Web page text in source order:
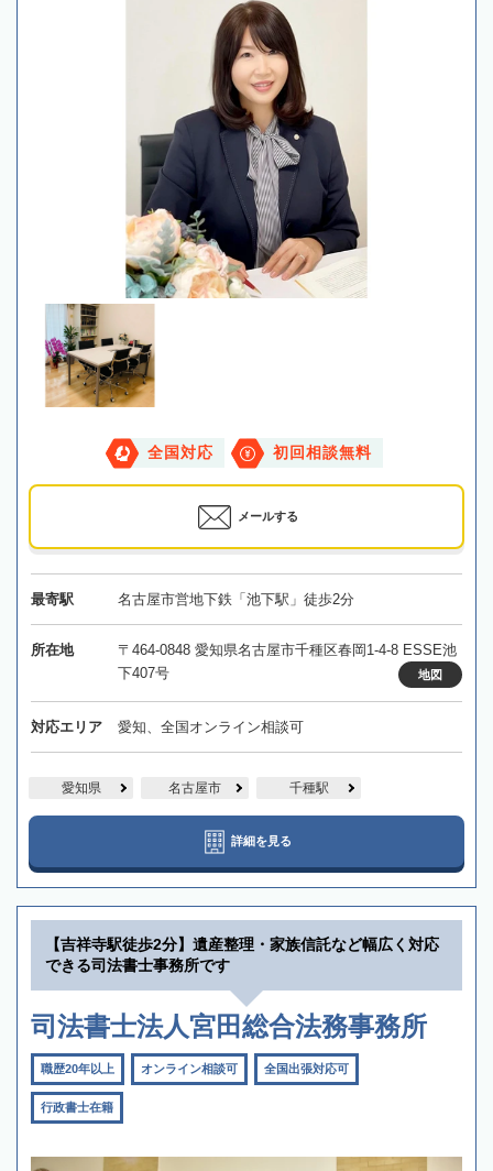
全国対応 初回相談無料
メールする
最寄駅 名古屋市営地下鉄「池下駅」徒歩2分
所在地
〒464-0848 愛知県名古屋市千種区春岡1-4-8 ESSE池
下407号
地図
対応エリア 愛知、全国オンライン相談可
愛知県 名古屋市 千種駅
詳細を見る
【吉祥寺駅徒歩2分】遺産整理・家族信託など幅広く対応
できる司法書士事務所です
司法書士法人宮田総合法務事務所
職歴20年以上 オンライン相談可 全国出張対応可
行政書士在籍